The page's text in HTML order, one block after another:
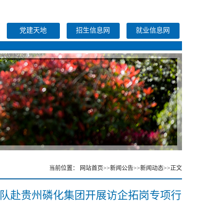
党建天地 招生信息网 就业信息网
当前位置： 网站首页>>新闻公告>>新闻动态>>正文
贵州磷化集团开展访企拓岗专项行